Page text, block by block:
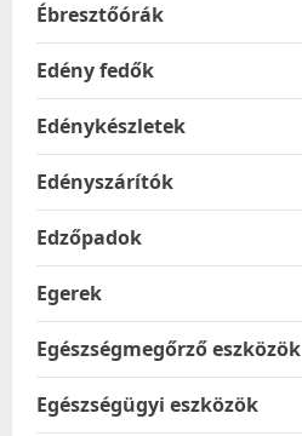
Ébresztőórák
Edény fedők
Edénykészletek
Edényszárítók
Edzőpadok
Egerek
Egészségmegőrző eszközök
Egészségügyi eszközök